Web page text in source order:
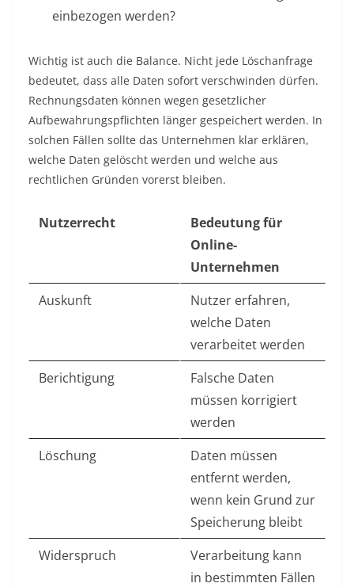
einbezogen werden?
Wichtig ist auch die Balance. Nicht jede Löschanfrage
bedeutet, dass alle Daten sofort verschwinden dürfen.
Rechnungsdaten können wegen gesetzlicher
Aufbewahrungspflichten länger gespeichert werden. In
solchen Fällen sollte das Unternehmen klar erklären,
welche Daten gelöscht werden und welche aus
rechtlichen Gründen vorerst bleiben.
Nutzerrecht
Bedeutung für
Online-
Unternehmen
Auskunft
Nutzer erfahren,
welche Daten
verarbeitet werden
Berichtigung
Falsche Daten
müssen korrigiert
werden
Löschung
Daten müssen
entfernt werden,
wenn kein Grund zur
Speicherung bleibt
Widerspruch
Verarbeitung kann
in bestimmten Fällen